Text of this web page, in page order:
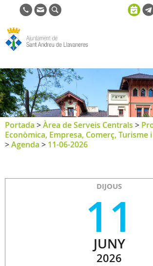
de Sant
Andreu de
Llavaneres
Portada >Àrea de Serveis Centrals >
Econòmica, Empresa, Comerç, Turisme
>Agenda > 11-06-2026
DIJOUS
11
JUNY
2026